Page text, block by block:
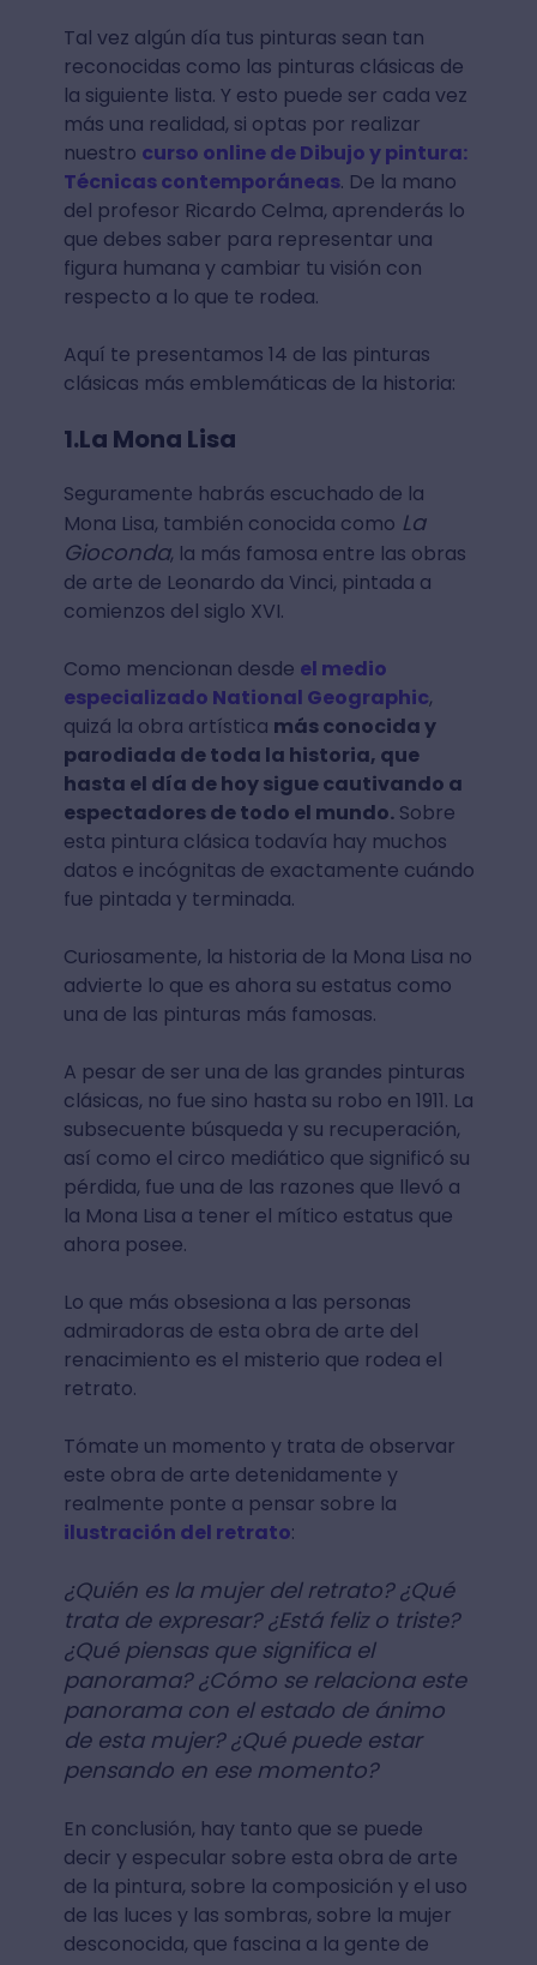
Tal vez algún día tus pinturas sean tan
reconocidas como las pinturas clásicas de
la siguiente lista. Y esto puede ser cada vez
más una realidad, si optas por realizar
nuestro curso online de Dibujo y pintura:
Técnicas contemporáneas. De la mano
del profesor Ricardo Celma, aprenderás lo
que debes saber para representar una
figura humana y cambiar tu visión con
respecto a lo que te rodea.
Aquí te presentamos 14 de las pinturas
clásicas más emblemáticas de la historia:
1.La Mona Lisa
Seguramente habrás escuchado de la
Mona Lisa, también conocida como La
Gioconda, la más famosa entre las obras
de arte de Leonardo da Vinci, pintada a
comienzos del siglo XVI.
Como mencionan desde el medio
especializado National Geographic,
quizá la obra artística más conocida y
parodiada de toda la historia, que
hasta el día de hoy sigue cautivando a
espectadores de todo el mundo.Sobre
esta pintura clásica todavía hay muchos
datos e incógnitas de exactamente cuándo
fue pintada y terminada.
Curiosamente, la historia de la Mona Lisa no
advierte lo que es ahora su estatus como
una de las pinturas más famosas.
A pesar de ser una de las grandes pinturas
clásicas, no fue sino hasta su robo en 1911. La
subsecuente búsqueda y su recuperación,
así como el circo mediático que significó su
pérdida, fue una de las razones que llevó a
la Mona Lisa a tener el mítico estatus que
ahora posee.
Lo que más obsesiona a las personas
admiradoras de esta obra de arte del
renacimiento es el misterio que rodea el
retrato.
Tómate un momento y trata de observar
este obra de arte detenidamente y
realmente ponte a pensar sobre la
ilustración del retrato:
¿Quién es la mujer del retrato? ¿Qué
trata de expresar? ¿Está feliz o triste?
¿Qué piensas que significa el
panorama? ¿Cómo se relaciona este
panorama con el estado de ánimo
de esta mujer? ¿Qué puede estar
pensando en ese momento?
En conclusión, hay tanto que se puede
decir y especular sobre esta obra de arte
de la pintura, sobre la composición y el uso
de las luces y las sombras, sobre la mujer
desconocida, que fascina a la gente de